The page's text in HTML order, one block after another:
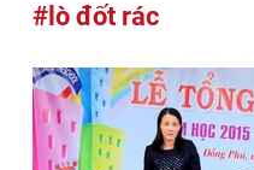
#lò đốt rác